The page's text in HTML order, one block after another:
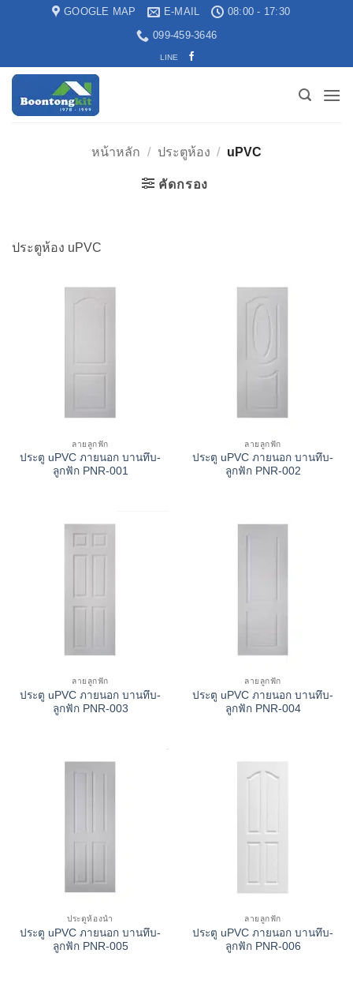
GOOGLE MAP E-MAIL
08:00 - 17:30
099-459-3646
LINE
หน้าหลัก / ประตูห้อง / uPVC
คัดกรอง
ประตูห้อง uPVC
ลายลูกฟัก
ประตู uPVC ภายนอก บานทึบ-
ลูกฟัก PNR-001
ลายลูกฟัก
ประตู uPVC ภายนอก บานทึบ-
ลูกฟัก PNR-002
ลายลูกฟัก
ประตู uPVC ภายนอก บานทึบ-
ลูกฟัก PNR-003
ลายลูกฟัก
ประตู uPVC ภายนอก บานทึบ-
ลูกฟัก PNR-004
ประตูห้องน้ำ
ประตู uPVC ภายนอก บานทึบ-
ลูกฟัก PNR-005
ลายลูกฟัก
ประตู uPVC ภายนอก บานทึบ-
ลูกฟัก PNR-006